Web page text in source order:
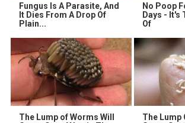
Fungus Is A Parasite, And
It Dies From A Drop Of
Plain...
No Poop
Days - It's
Of
The Lump of Worms Will
The Lump